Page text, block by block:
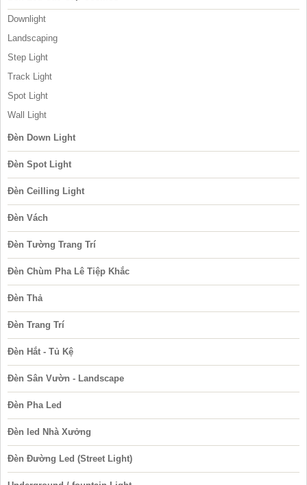
Downlight
Landscaping
Step Light
Track Light
Spot Light
Wall Light
Đèn Down Light
Đèn Spot Light
Đèn Ceilling Light
Đèn Vách
Đèn Tường Trang Trí
Đèn Chùm Pha Lê Tiệp Khắc
Đèn Thả
Đèn Trang Trí
Đèn Hắt - Tủ Kệ
Đèn Sân Vườn - Landscape
Đèn Pha Led
Đèn led Nhà Xưởng
Đèn Đường Led (Street Light)